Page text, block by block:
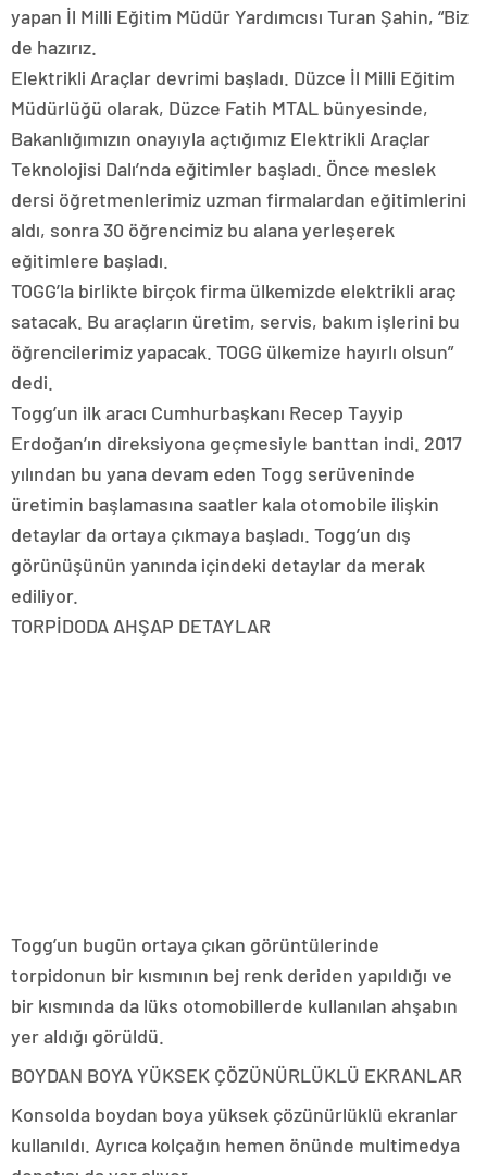
yapan İl Milli Eğitim Müdür Yardımcısı Turan Şahin, “Biz
de hazırız.
Elektrikli Araçlar devrimi başladı. Düzce İl Milli Eğitim
Müdürlüğü olarak, Düzce Fatih MTAL bünyesinde,
Bakanlığımızın onayıyla açtığımız Elektrikli Araçlar
Teknolojisi Dalı’nda eğitimler başladı. Önce meslek
dersi öğretmenlerimiz uzman firmalardan eğitimlerini
aldı, sonra 30 öğrencimiz bu alana yerleşerek
eğitimlere başladı.
TOGG’la birlikte birçok firma ülkemizde elektrikli araç
satacak. Bu araçların üretim, servis, bakım işlerini bu
öğrencilerimiz yapacak. TOGG ülkemize hayırlı olsun”
dedi.
Togg’un ilk aracı Cumhurbaşkanı Recep Tayyip
Erdoğan’ın direksiyona geçmesiyle banttan indi. 2017
yılından bu yana devam eden Togg serüveninde
üretimin başlamasına saatler kala otomobile ilişkin
detaylar da ortaya çıkmaya başladı. Togg’un dış
görünüşünün yanında içindeki detaylar da merak
ediliyor.
TORPİDODA AHŞAP DETAYLAR
Togg’un bugün ortaya çıkan görüntülerinde
torpidonun bir kısmının bej renk deriden yapıldığı ve
bir kısmında da lüks otomobillerde kullanılan ahşabın
yer aldığı görüldü.
BOYDAN BOYA YÜKSEK ÇÖZÜNÜRLÜKLÜ EKRANLAR
Konsolda boydan boya yüksek çözünürlüklü ekranlar
kullanıldı. Ayrıca kolçağın hemen önünde multimedya